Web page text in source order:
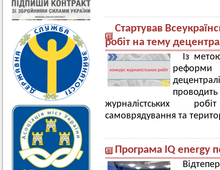
Стартував
робіт на тему
Із
реформи
журналістських
самоврядування та
Програма IQ energy